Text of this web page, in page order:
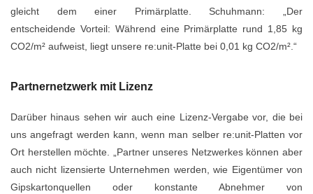
gleicht dem einer Primärplatte. Schuhmann: „Der
entscheidende Vorteil: Während eine Primärplatte rund 1,85 kg
CO2/m² aufweist, liegt unsere re:unit-Platte bei 0,01 kg CO2/m².“
Partnernetzwerk mit Lizenz
Darüber hinaus sehen wir auch eine Lizenz-Vergabe vor, die bei
uns angefragt werden kann, wenn man selber re:unit-Platten vor
Ort herstellen möchte. „Partner unseres Netzwerkes können aber
auch nicht lizensierte Unternehmen werden, wie Eigentümer von
Gipskartonquellen oder konstante Abnehmer von